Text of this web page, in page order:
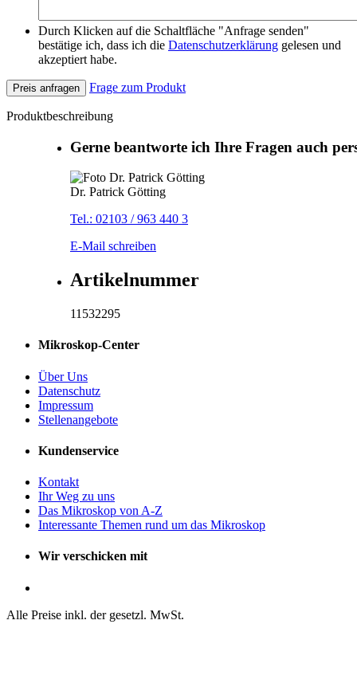
Durch Klicken auf die Schaltfläche "Anfrage senden"
bestätige ich, dass ich die Datenschutzerklärung gelesen und
akzeptiert habe.
Preis anfragen Frage zum Produkt
Produktbeschreibung
Gerne beantworte ich Ihre Fragen auch
Dr. Patrick Götting
Tel.: 02103 / 963 440 3
E-Mail schreiben
Artikelnummer
11532295
Mikroskop-Center
Über Uns
Datenschutz
Impressum
Stellenangebote
Kundenservice
Kontakt
Ihr Weg zu uns
Das Mikroskop von A-Z
Interessante Themen rund um das Mikroskop
Wir verschicken mit
Alle Preise inkl. der gesetzl. MwSt.